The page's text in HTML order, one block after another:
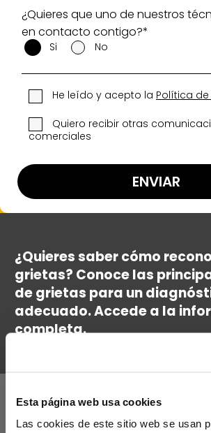
Esta página web usa cookies
Las cookies de este sitio web se usan
¿Quieres que uno de nuestros
en contacto contigo?*
Si No
He leído y acepto la Política
Quiero recibir otras
comerciales
¿Quieres saber cómo
grietas? Conoce las
de grietas para un
adecuado. Accede a la
completa.
Conoce las principales